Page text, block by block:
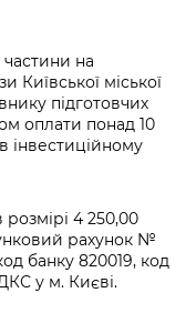
на
Київської міської
підготовчих
оплати понад 10
інвестиційному
4 250,00
рахунок №
банку 820019, код
у м. Києві.